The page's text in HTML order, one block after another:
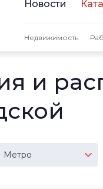
Новости
Недвижимость
и
Метро